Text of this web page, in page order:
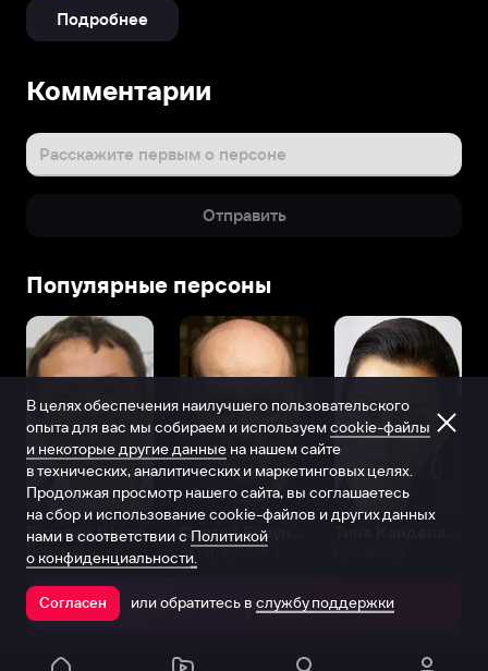
Подробнее
Комментарии
Расскажите первым о персоне
Отправить
Популярные персоны
Виталий Шляппо
Продюсер Актёр дубляжа
Открыть в приложении
В целях обеспечения наилучшего пользовательского
опыта для вас мы собираем и используем cookie-файлы
и некоторые другие данные на нашем сайте
в технических, аналитических и маркетинговых целях.
Продолжая просмотр нашего сайта, вы соглашаетесь
на сбор и использование cookie-файлов и других данных
нами в соответствии с Политикой
о конфиденциальности.
Согласен или обратитесь в службу поддержки